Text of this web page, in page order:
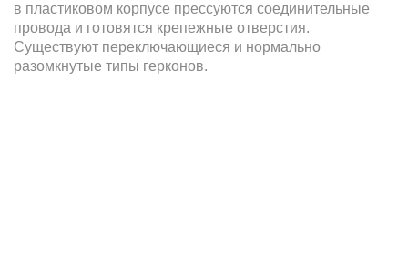
в пластиковом корпусе прессуются соединительные
провода и готовятся крепежные отверстия.
Существуют переключающиеся и нормально
разомкнутые типы герконов.